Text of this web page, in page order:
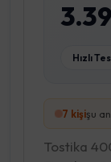
Hızlı
7 kişişu
Tostika